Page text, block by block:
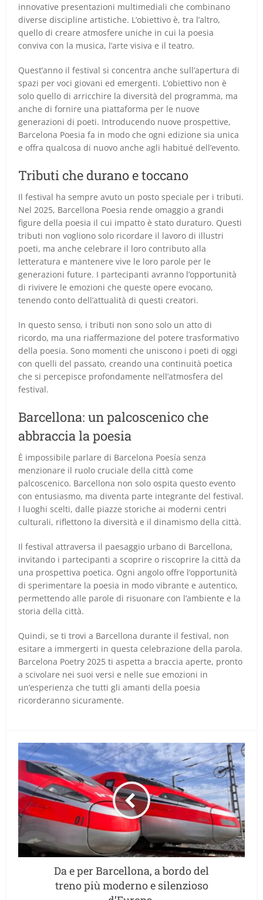
innovative presentazioni multimediali che combinano
diverse discipline artistiche. L’obiettivo è, tra l’altro,
quello di creare atmosfere uniche in cui la poesia
conviva con la musica, l’arte visiva e il teatro.
Quest’anno il festival si concentra anche sull’apertura di
spazi per voci giovani ed emergenti. L’obiettivo non è
solo quello di arricchire la diversità del programma, ma
anche di fornire una piattaforma per le nuove
generazioni di poeti. Introducendo nuove prospettive,
Barcelona Poesia fa in modo che ogni edizione sia unica
e offra qualcosa di nuovo anche agli habitué dell’evento.
Tributi che durano e toccano
Il festival ha sempre avuto un posto speciale per i tributi.
Nel 2025, Barcellona Poesia rende omaggio a grandi
figure della poesia il cui impatto è stato duraturo. Questi
tributi non vogliono solo ricordare il lavoro di illustri
poeti, ma anche celebrare il loro contributo alla
letteratura e mantenere vive le loro parole per le
generazioni future. I partecipanti avranno l’opportunità
di rivivere le emozioni che queste opere evocano,
tenendo conto dell’attualità di questi creatori.
In questo senso, i tributi non sono solo un atto di
ricordo, ma una riaffermazione del potere trasformativo
della poesia. Sono momenti che uniscono i poeti di oggi
con quelli del passato, creando una continuità poetica
che si percepisce profondamente nell’atmosfera del
festival.
Barcellona: un palcoscenico che
abbraccia la poesia
È impossibile parlare di Barcelona Poesía senza
menzionare il ruolo cruciale della città come
palcoscenico. Barcellona non solo ospita questo evento
con entusiasmo, ma diventa parte integrante del festival.
I luoghi scelti, dalle piazze storiche ai moderni centri
culturali, riflettono la diversità e il dinamismo della città.
Il festival attraversa il paesaggio urbano di Barcellona,
invitando i partecipanti a scoprire o riscoprire la città da
una prospettiva poetica. Ogni angolo offre l’opportunità
di sperimentare la poesia in modo vibrante e autentico,
permettendo alle parole di risuonare con l’ambiente e la
storia della città.
Quindi, se ti trovi a Barcellona durante il festival, non
esitare a immergerti in questa celebrazione della parola.
Barcelona Poetry 2025 ti aspetta a braccia aperte, pronto
a scivolare nei suoi versi e nelle sue emozioni in
un’esperienza che tutti gli amanti della poesia
ricorderanno sicuramente.
Da e per Barcellona, a bordo del
treno più moderno e silenzioso